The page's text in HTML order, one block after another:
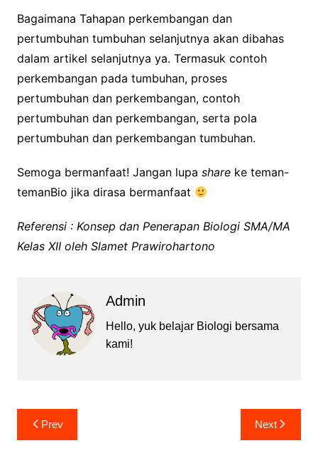
Bagaimana Tahapan perkembangan dan
pertumbuhan tumbuhan selanjutnya akan dibahas
dalam artikel selanjutnya ya. Termasuk contoh
perkembangan pada tumbuhan, proses
pertumbuhan dan perkembangan, contoh
pertumbuhan dan perkembangan, serta pola
pertumbuhan dan perkembangan tumbuhan.
Semoga bermanfaat! Jangan lupa share ke teman-
temanBio jika dirasa bermanfaat
Referensi : Konsep dan Penerapan Biologi SMA/MA
Kelas XII oleh Slamet Prawirohartono
Admin
Hello, yuk belajar Biologi bersama
kami!
Post
navigation
Prev Next